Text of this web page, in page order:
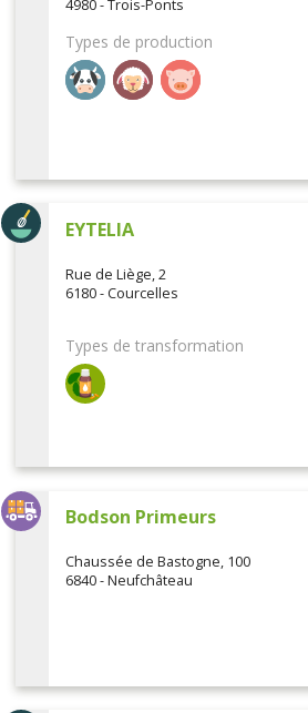
4980 - Trois-Ponts
Types de production
EYTELIA
Rue de Liège, 2
6180 - Courcelles
Types de transformation
Bodson Primeurs
Chaussée de Bastogne, 100
6840 - Neufchâteau